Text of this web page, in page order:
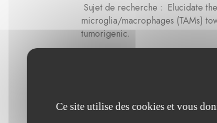
Sujet de recherche : Elucidate
microglia/macrophages (TAMs)
tumorigenic.
Sujet de recherche : Cellular
concentrations within the tumour
Ce site utilise des cookies et vous